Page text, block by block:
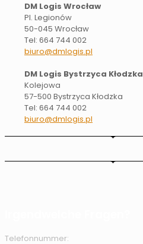
DM Logis Wrocław
Pl. Legionów
50-045 Wrocław
Tel: 664 744 002
biuro@dmlogis.pl
DM Logis Bystrzyca Kłodzka
Kolejowa
57-500 Bystrzyca Kłodzka
Tel: 664 744 002
biuro@dmlogis.pl
Telefonnummer: